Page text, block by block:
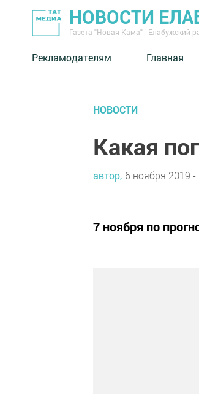
НОВОСТИ
Газета "Новая Кама" - Елабужский
Рекламодателям Главная
НОВОСТИ
Какая
автор, 6 ноября 2019 -
7 ноября по